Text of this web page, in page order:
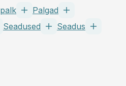
palk
Palgad
Seadused Seadus